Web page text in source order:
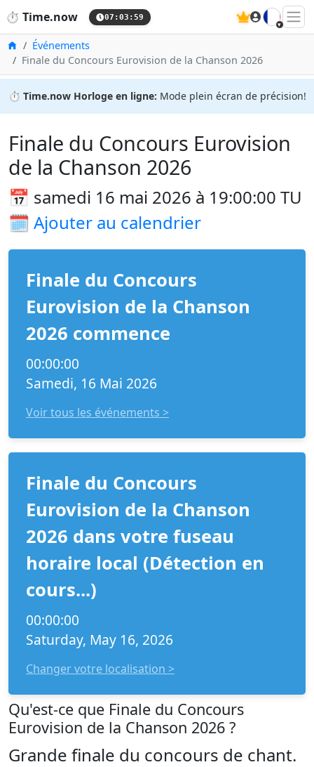
⏱️ Time.now 07:03:59 🇫🇷
Accueil
Événements
Finale du Concours Eurovision de la Chanson 2026
⏱️ Time.now Horloge en ligne: Mode plein écran de précision!
Finale du Concours Eurovision
de la Chanson 2026
📅 samedi 16 mai 2026 à 19:00:00 TU
🗓️ Ajouter au calendrier
Finale du Concours
Eurovision de la Chanson
2026 commence
00:00:00
Samedi, 16 Mai 2026
Voir tous les événements >
Finale du Concours
Eurovision de la Chanson
2026 dans votre fuseau
horaire local (Détection en
cours...)
00:00:00
Saturday, May 16, 2026
Changer votre localisation >
Qu'est-ce que Finale du Concours
Eurovision de la Chanson 2026 ?
Grande finale du concours de chant.